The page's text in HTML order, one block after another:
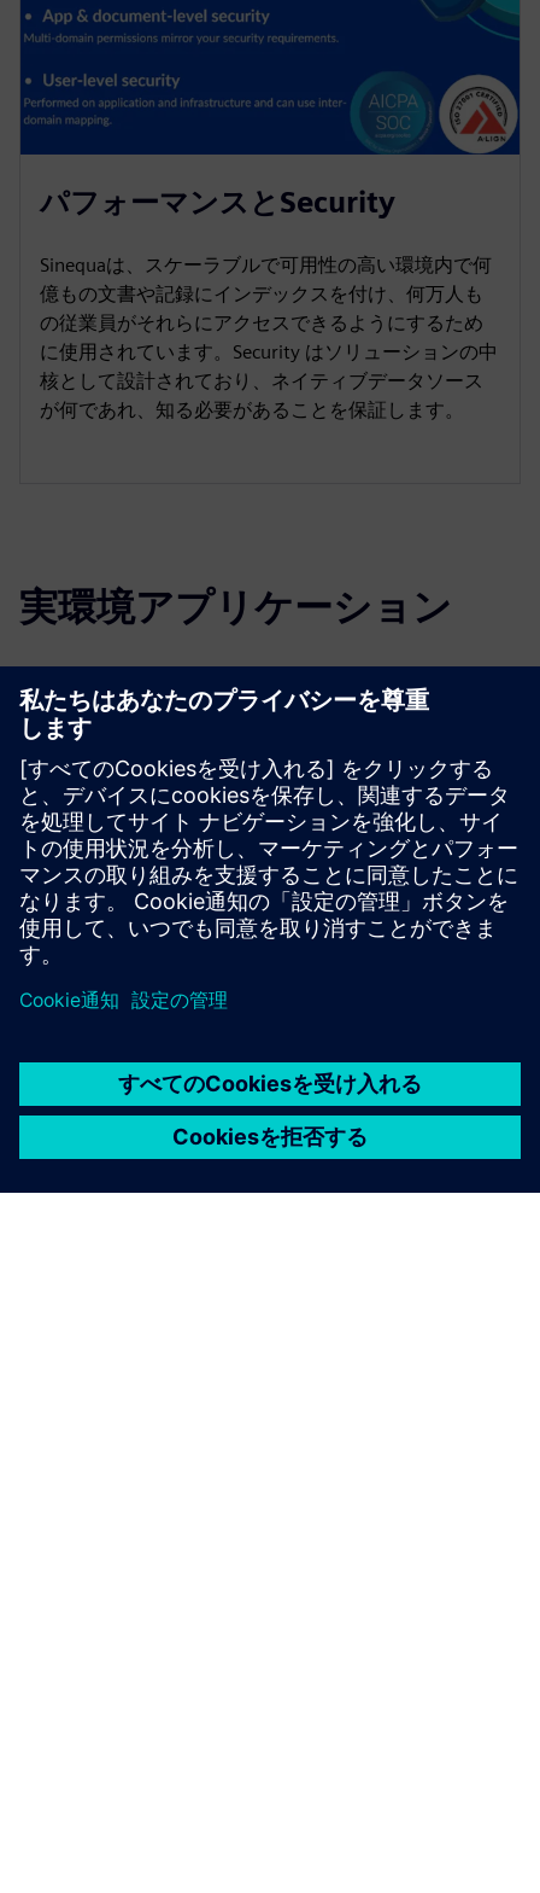
パフォーマンスとSecurity
Sinequaは、スケーラブルで可用性の高い環境内で何
億もの文書や記録にインデックスを付け、何万人も
の従業員がそれらにアクセスできるようにするため
に使用されています。Security はソリューションの中
核として設計されており、ネイティブデータソース
が何であれ、知る必要があることを保証します。
実環境アプリケーション
Select...
Northrop Grumman
Corporation
大規模なエンタープライズサーチ/TCでのPoc